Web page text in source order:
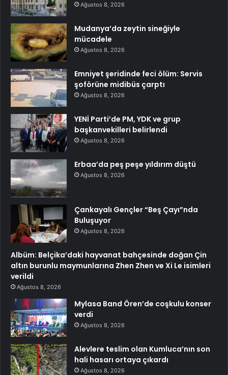
Ağustos 8, 2026
Mudanya’da zeytin sineğiyle
mücadele
Ağustos 8, 2026
Emniyet şeridinde feci ölüm: Servis
şoförüne midibüs çarptı
Ağustos 8, 2026
YENİ Parti’de PM, YDK ve grup
başkanvekilleri belirlendi
Ağustos 8, 2026
Erbaa’da peş peşe yıldırım düştü
Ağustos 8, 2026
Çankayalı Gençler “Beş Çayı”nda
Buluşuyor
Ağustos 8, 2026
Albüm: Belçika’daki hayvanat bahçesinde doğan Çin
altın burunlu maymunlarına Zhen Zhen ve Xi Le isimleri
verildi
Ağustos 8, 2026
Mylasa Band Ören’de coşkulu konser
verdi
Ağustos 8, 2026
Alevlere teslim olan Kumluca’nın son
hali hasarı ortaya çıkardı
Ağustos 8, 2026